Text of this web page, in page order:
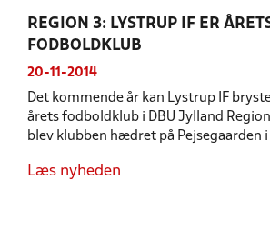
REGION 3: LYSTRUP IF ER
FODBOLDKLUB
20-11-2014
Det kommende år kan Lystrup IF
årets fodboldklub i DBU Jylland
blev klubben hædret på Pejsegaarden
Læs nyheden